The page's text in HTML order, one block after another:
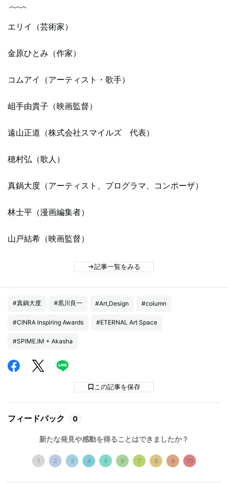
エリイ（芸術家）
金原ひとみ（作家）
コムアイ（アーティスト・歌手）
岨手由貴子（映画監督）
遠山正道（株式会社スマイルズ 代表）
穂村弘（歌人）
真鍋大度（アーティスト、プログラマ、コンポーザ）
林士平（漫画編集者）
山戸結希（映画監督）
記事一覧をみる
#真鍋大度 #黒川良一 #Art,Design #column
#CINRA Inspiring Awards #ETERNAL Art Space
#SPIME.IM + Akasha
この記事を保存
フィードバック 0
新たな発見や感動を得ることはできましたか？
1 2 3 4 5 6 7 8 9 10